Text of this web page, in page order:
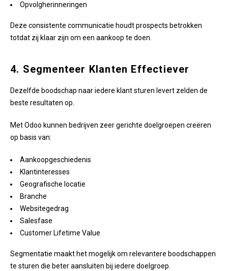
Opvolgherinneringen
Deze consistente communicatie houdt prospects betrokken
totdat zij klaar zijn om een aankoop te doen.
4. Segmenteer Klanten Effectiever
Dezelfde boodschap naar iedere klant sturen levert zelden de
beste resultaten op.
Met Odoo kunnen bedrijven zeer gerichte doelgroepen creëren
op basis van:
Aankoopgeschiedenis
Klantinteresses
Geografische locatie
Branche
Websitegedrag
Salesfase
Customer Lifetime Value
Segmentatie maakt het mogelijk om relevantere boodschappen
te sturen die beter aansluiten bij iedere doelgroep.